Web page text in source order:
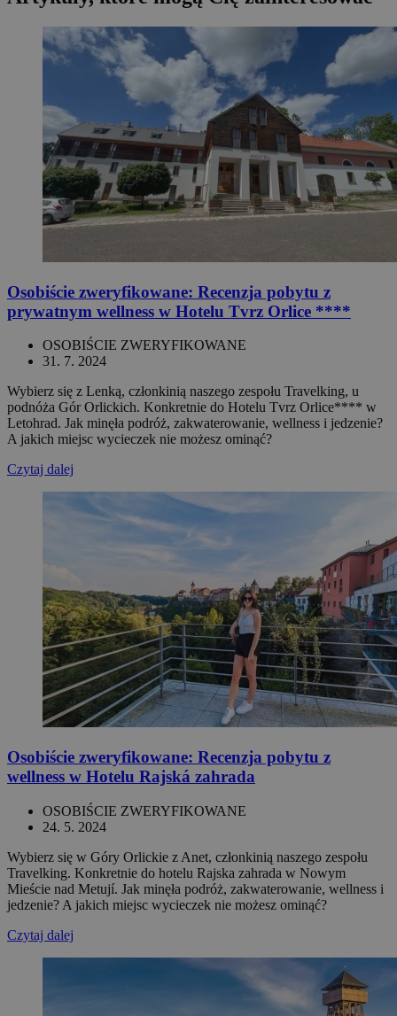
Osobiście zweryfikowane: Recenzja pobytu z
prywatnym wellness w Hotelu Tvrz Orlice ****
OSOBIŚCIE ZWERYFIKOWANE
31. 7. 2024
Wybierz się z Lenką, członkinią naszego zespołu Travelking, u
podnóża Gór Orlickich. Konkretnie do Hotelu Tvrz Orlice**** w
Letohrad. Jak minęła podróż, zakwaterowanie, wellness i jedzenie?
A jakich miejsc wycieczek nie możesz ominąć?
Czytaj dalej
Osobiście zweryfikowane: Recenzja pobytu z
wellness w Hotelu Rajská zahrada
OSOBIŚCIE ZWERYFIKOWANE
24. 5. 2024
Wybierz się w Góry Orlickie z Anet, członkinią naszego zespołu
Travelking. Konkretnie do hotelu Rajska zahrada w Nowym
Mieście nad Metují. Jak minęła podróż, zakwaterowanie, wellness i
jedzenie? A jakich miejsc wycieczek nie możesz ominąć?
Czytaj dalej